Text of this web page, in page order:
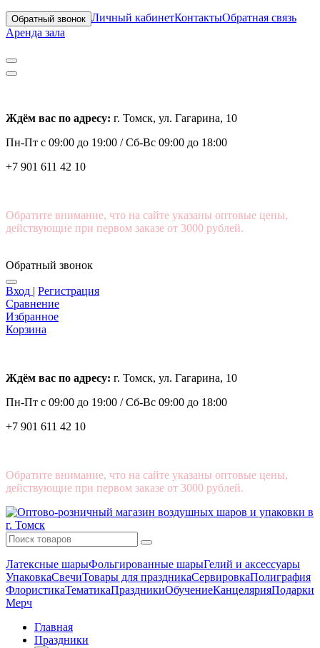
Обратный звонок Личный кабинетКонтактыОбратная связь
Аренда зала
Ждём вас по адресу: г. Томск, ул. Гагарина, 10
Пн-Пт с 09:00 до 19:00 /Сб-Вс 09:00 до 18:00
+7 901 611 42 10
Обратите внимание, что на сайте указаны оптовые цены,
действующие при первом заказе от 3000 рублей.
Обратный звонок
Вход | Регистрация
Сравнение
Избранное
Корзина
Ждём вас по адресу: г. Томск, ул. Гагарина, 10
Пн-Пт с 09:00 до 19:00 /Сб-Вс 09:00 до 18:00
+7 901 611 42 10
Обратите внимание, что на сайте указаны оптовые цены,
действующие при первом заказе от 3000 рублей.
Латексные шарыФольгированные шарыГелий и аксессуары
УпаковкаСвечиТовары для праздникаСервировкаПолиграфия
ФлористикаТематикаПраздникиОбучениеКанцелярияПодарки
Мерч
Главная
Праздники